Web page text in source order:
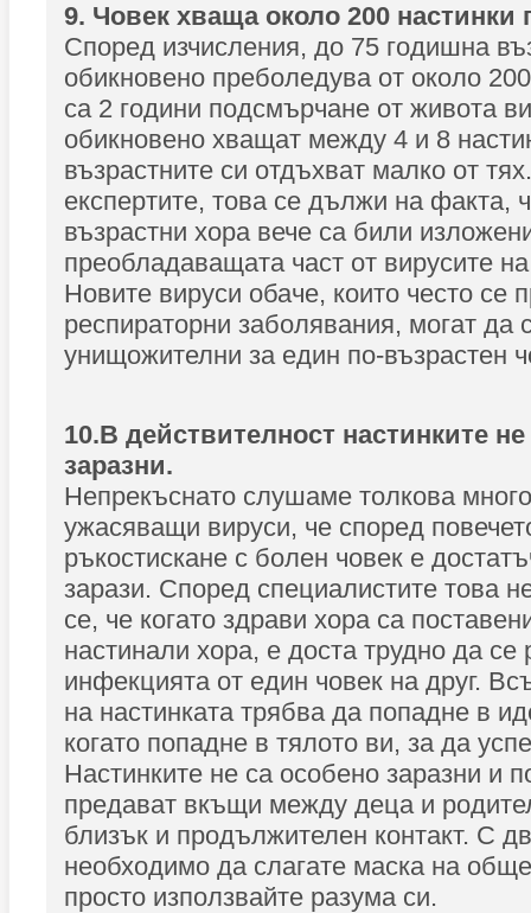
9. Човек хваща около 200 настинки
Според изчисления, до 75 годишна
обикновено преболедува от около
са 2 години подсмърчане от живота
обикновено хващат между 4 и 8
възрастните си отдъхват малко от
експертите, това се дължи на факта,
възрастни хора вече са били
преобладаващата част от вирусите
Новите вируси обаче, които често се
респираторни заболявания, могат да
унищожителни за един по-възрастен
10.В действителност настинките
заразни.
Непрекъснато слушаме толкова
ужасяващи вируси, че според
ръкостискане с болен човек е
зарази. Според специалистите това
се, че когато здрави хора са
настинали хора, е доста трудно да се
инфекцията от един човек на друг.
на настинката трябва да попадне в
когато попадне в тялото ви, за да
Настинките не са особено заразни и
предават вкъщи между деца и
близък и продължителен контакт. С
необходимо да слагате маска на
просто използвайте разума си.